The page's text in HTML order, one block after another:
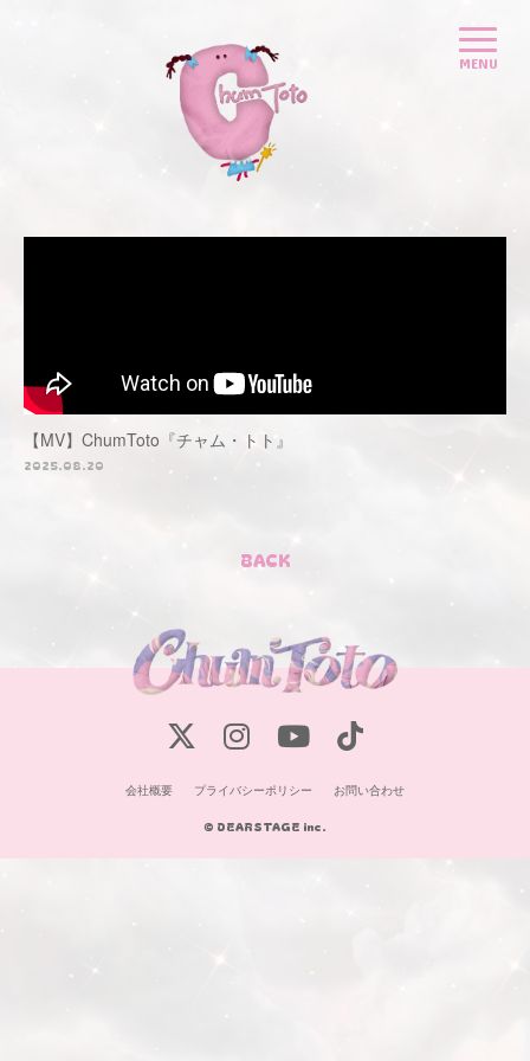
【MV】ChumToto『チャム・トト』
2025.08.20
BACK
会社概要 プライバシーポリシー お問い合わせ
© DEARSTAGE inc.